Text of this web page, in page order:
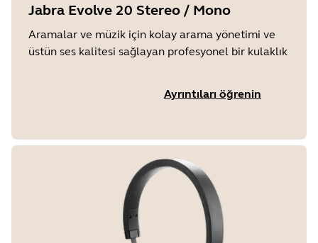
Jabra Evolve 20 Stereo / Mono
Aramalar ve müzik için kolay arama yönetimi ve
üstün ses kalitesi sağlayan profesyonel bir kulaklık
Ayrıntıları öğrenin